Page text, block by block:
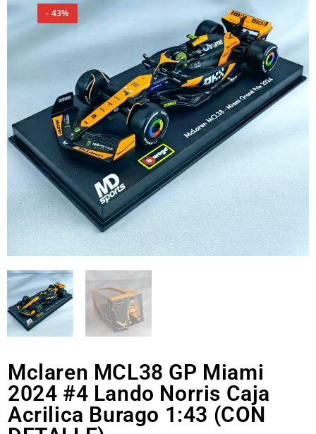
- 43%
Mclaren MCL38 GP Miami
2024 #4 Lando Norris Caja
Acrilica Burago 1:43 (CON